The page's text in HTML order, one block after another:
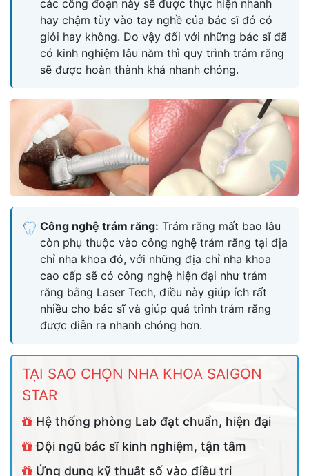
các công đoạn này sẽ được thực hiện nhanh
hay chậm tùy vào tay nghề của bác sĩ đó có
giỏi hay không. Do vậy đối với những bác sĩ đã
có kinh nghiệm lâu năm thì quy trình trám răng
sẽ được hoàn thành khá nhanh chóng.
Công nghệ trám răng: Trám răng mất bao lâu
còn phụ thuộc vào công nghệ trám răng tại địa
chỉ nha khoa đó, với những địa chỉ nha khoa
cao cấp sẽ có công nghệ hiện đại như trám
răng bằng Laser Tech, điều này giúp ích rất
nhiều cho bác sĩ và giúp quá trình trám răng
được diễn ra nhanh chóng hơn.
TẠI SAO CHỌN NHA KHOA SAIGON
STAR
Hệ thống phòng Lab đạt chuẩn, hiện đại
Đội ngũ bác sĩ kinh nghiệm, tận tâm
Ứng dụng kỹ thuật số vào điều trị